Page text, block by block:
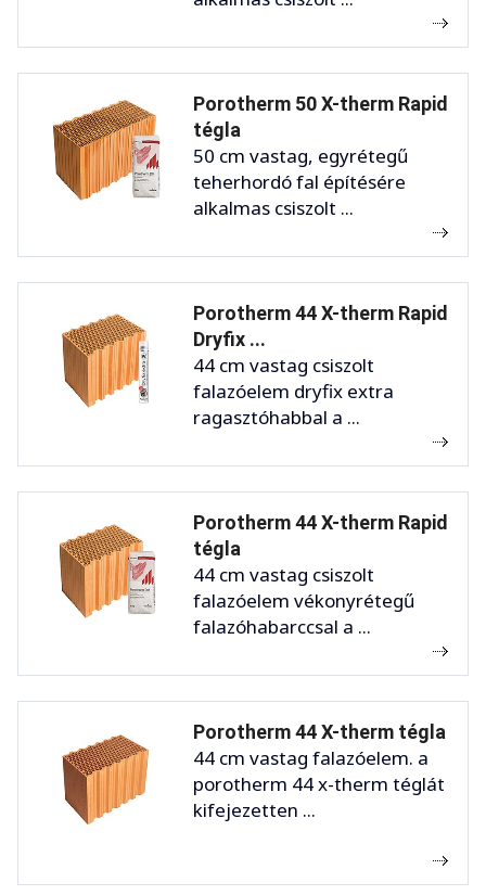
Porotherm 50 X-therm Rapid
tégla
50 cm vastag, egyrétegű
teherhordó fal építésére
alkalmas csiszolt ...
Porotherm 44 X-therm Rapid
Dryfix ...
44 cm vastag csiszolt
falazóelem dryfix extra
ragasztóhabbal a ...
Porotherm 44 X-therm Rapid
tégla
44 cm vastag csiszolt
falazóelem vékonyrétegű
falazóhabarccsal a ...
Porotherm 44 X-therm tégla
44 cm vastag falazóelem. a
porotherm 44 x-therm téglát
kifejezetten ...